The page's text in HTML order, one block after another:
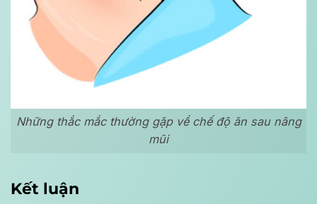
Những thắc mắc thường gặp về chế độ ăn sau nâng
mũi
Kết luận